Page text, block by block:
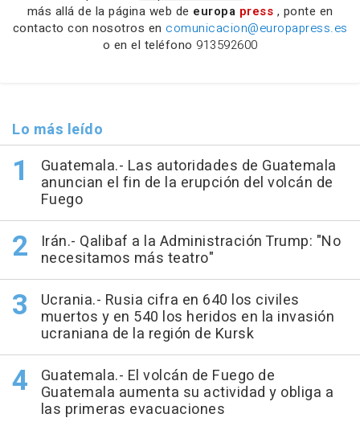
más allá de la página web de europa press , ponte en
contacto con nosotros en comunicacion@europapress.es
o en el teléfono 913592600
Lo más leído
Guatemala.- Las autoridades de Guatemala
anuncian el fin de la erupción del volcán de
Fuego
Irán.- Qalibaf a la Administración Trump: "No
necesitamos más teatro"
Ucrania.- Rusia cifra en 640 los civiles
muertos y en 540 los heridos en la invasión
ucraniana de la región de Kursk
Guatemala.- El volcán de Fuego de
Guatemala aumenta su actividad y obliga a
las primeras evacuaciones